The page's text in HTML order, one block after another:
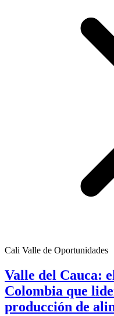
Cali Valle de Oportunidades
Valle del Cauca:
Colombia que
producción de